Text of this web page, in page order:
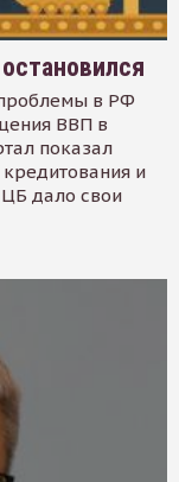
в РФ
ВВП в
показал
и
ЦБ дало свои